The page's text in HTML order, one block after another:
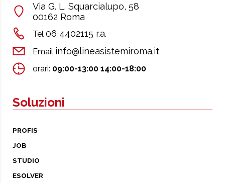
Via G. L. Squarcialupo, 58
00162 Roma
Tel 06 4402115 r.a.
Email info@lineasistemiroma.it
orari: 09:00-13:00 14:00-18:00
Soluzioni
PROFIS
JOB
STUDIO
ESOLVER